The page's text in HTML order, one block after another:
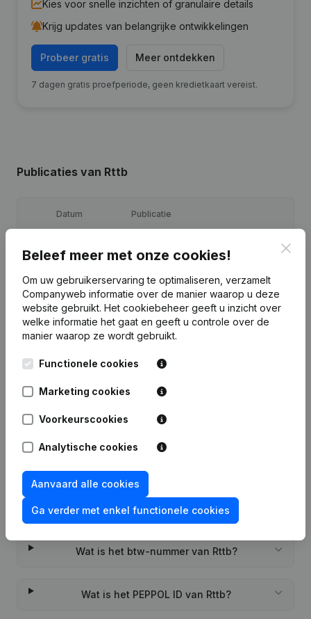
Kies voor snelle inzichten of granulaire details
Krijg updates van belangrijke ontwikkelingen
Probeer gratis Meer ontdekken
7 dagen gratis proefperiode, geen kredietkaart vereist.
Publicaties van Rttb
Datum Publicatie
27-04-2022 Kapitaal, Aandelen - Diversen
29-12-2021 Maatschappelijke Zetel(FR)
09-08-2021
Denomination - Doel - Statuten
(Vertaling, Coördinatie, Overige
Wijzigingen, …)
07-03-2018
Rechtspersoon, Opening Bijkantoor,
Veelgestelde vragen
Wat is het btw-nummer van Rttb?
Wat is het PEPPOL ID van Rttb?
Beleef meer met onze cookies!
Om uw gebruikerservaring te optimaliseren, verzamelt
Companyweb informatie over de manier waarop u deze
website gebruikt. Het cookiebeheer geeft u inzicht over
welke informatie het gaat en geeft u controle over de
manier waarop ze wordt gebruikt.
Functionele cookies
Marketing cookies
Voorkeurscookies
Analytische cookies
Aanvaard alle cookies
Ga verder met enkel functionele cookies